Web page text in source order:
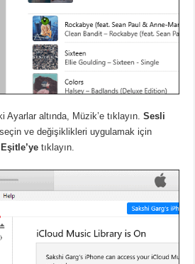
Ayarlar altında, Müzik’e tıklayın.Sesli
ve değişiklikleri uygulamak için
Eşitle’ye tıklayın.